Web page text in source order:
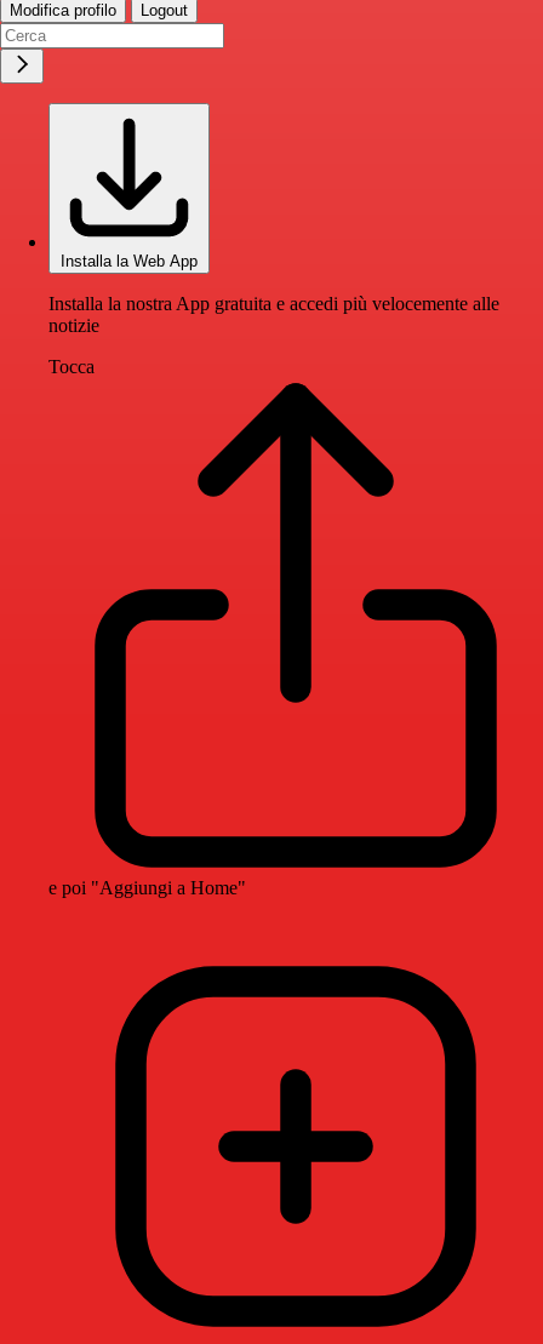
Modifica profilo Logout
Installa la Web App
Installa la nostra App gratuita e accedi più velocemente alle
notizie
Tocca
e poi "Aggiungi a Home"